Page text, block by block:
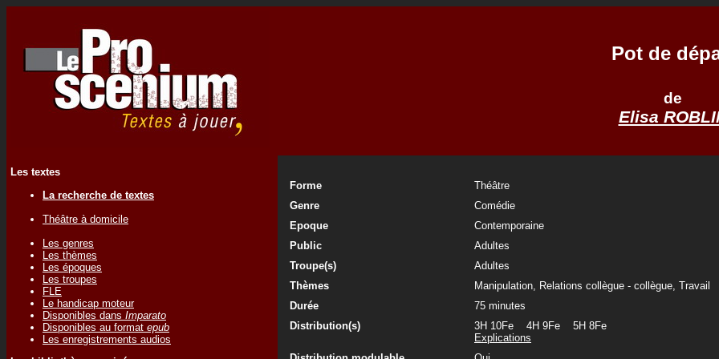
Pot de
de
Elisa
Les textes
La recherche de textes
Théâtre à domicile
Les genres
Les thèmes
Les époques
Les troupes
FLE
Le handicap moteur
Disponibles dans Imparato
Disponibles au format epub
Les enregistrements audios
Forme
Théâtre
Genre
Comédie
Epoque
Contemporaine
Public
Adultes
Troupe(s)
Adultes
Thèmes
Manipulation, Relations collègue - collègue, Travail
Durée
75 minutes
Distribution(s)
3H 10Fe 4H 9Fe 5H 8Fe
Explications